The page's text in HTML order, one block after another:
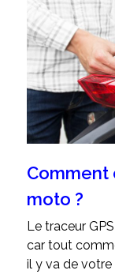
Comment
moto ?
Le traceur
car tout
il y va de votre